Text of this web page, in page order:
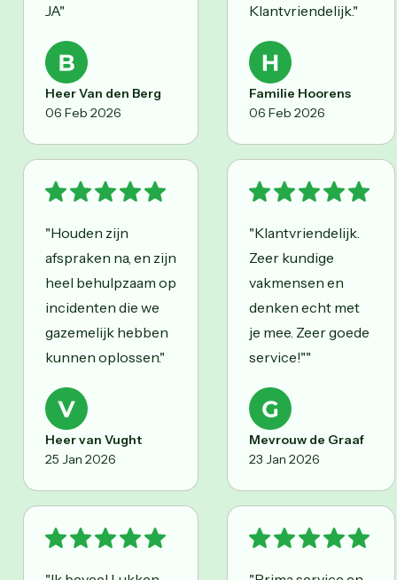
JA"
Heer Van den Berg
06 Feb 2026
Klantvriendelijk."
Familie Hoorens
06 Feb 2026
"Houden zijn
afspraken na, en zijn
heel behulpzaam op
incidenten die we
gazemelijk hebben
kunnen oplossen."
Heer van Vught
25 Jan 2026
"Klantvriendelijk.
Zeer kundige
vakmensen en
denken echt met
je mee. Zeer goede
service!""
Mevrouw de Graaf
23 Jan 2026